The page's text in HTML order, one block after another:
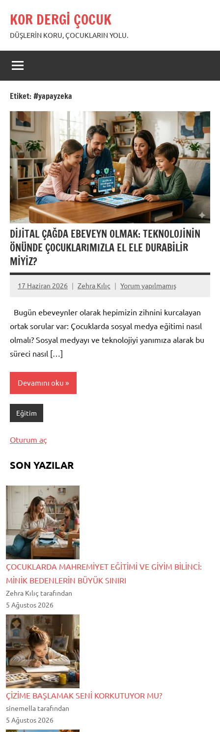
KOR DERGİ ÇOCUK
DÜŞLERİN KORU, ÇOCUKLARIN YOLU.
Etiket:#yapayzeka
DİJİTAL ÇAĞDA EBEVEYN OLMAK: TEKNOLOJİNİN
ÖNÜNDE ÇOCUKLARIMIZLA EL ELE DURABİLİR
MİYİZ?
17 Haziran 2026 Zehra Kılıç Yorum yapılmamış
​Bugün ebeveynler olarak hepimizin zihnini kurcalayan
ortak sorular var: Çocuklarda sosyal medya eğitimi nasıl
olmalı? Sosyal medyayı ve teknolojiyi yanımıza alarak bu
süreci nasıl […]
Devamını oku
Eğitim
Oturum aç
SON YAZILAR
ÇOCUKLARDA MAHREMİYET EĞİTİMİ VE GİYİM BİLİNCİ:
MİNİK BEDENLERİN BÜYÜK SINIRI
Zehra Kılıç tarafından
5 Ağustos 2026
ÇİZİME BAŞLAMAK SENİ KORKUTUYOR MU?
sinemella tarafından
5 Ağustos 2026